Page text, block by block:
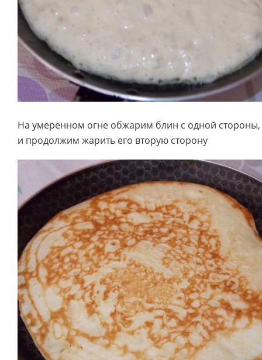
На умеренном огне обжарим блин с одной стороны,
и продолжим жарить его вторую сторону